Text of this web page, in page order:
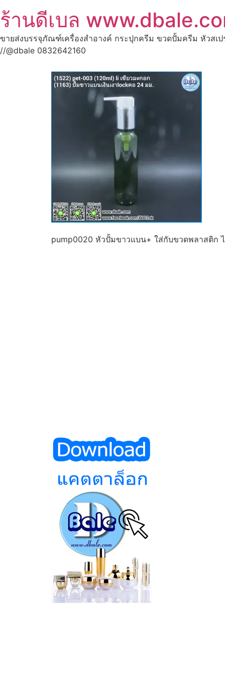
ร้านดีเบล
ขายส่งบรรจุภัณฑ์เครื่องสำอางค์ กระปุกครีม ขวดปั้มครีม หัวสเป
//@dbale 0832642160
pump0020 หัวปั้มขาวแบน+ ใส่กับขวดพลาสติก